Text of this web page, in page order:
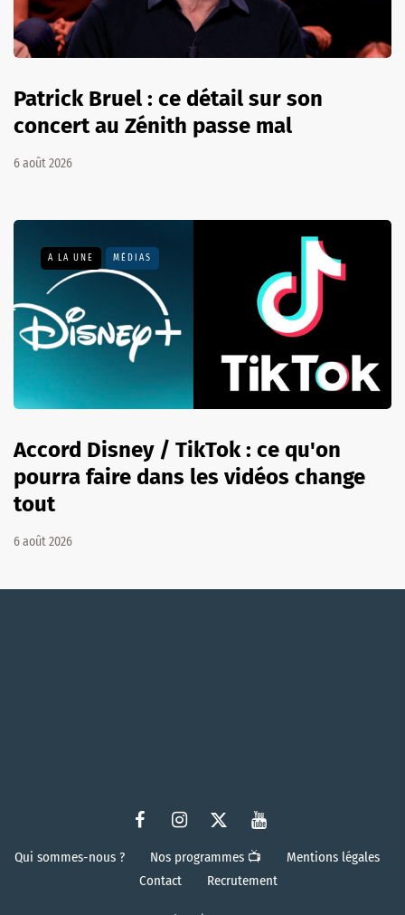
Patrick Bruel : ce détail sur son
concert au Zénith passe mal
6 août 2026
A LA UNE MÉDIAS
Accord Disney / TikTok : ce qu'on
pourra faire dans les vidéos change
tout
6 août 2026
Qui sommes-nous ? Nos programmes 📺
Mentions légales
Contact
Recrutement